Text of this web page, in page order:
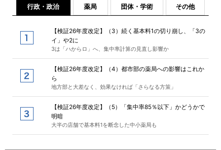
行政・政治 薬局 団体・学術 その他
【検証26年度改定】（3）続く基本料1の切り崩し、「3の
イ」や2に
3は「ハからロ」へ、集中率計算の見直し影響か
【検証26年度改定】（4）都市部の薬局への影響はこれか
ら
地方部と大差なく、効果なければ「さらなる方策」
【検証26年度改定】（5）「集中率85％以下」かどうかで
明暗
大半の店舗で基本料1を断念した中小薬局も